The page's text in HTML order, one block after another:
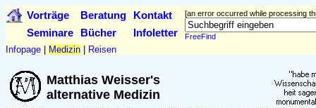
Vorträge Beratung Kontakt [an error occurred while processing
FreeFind
Seminare Bücher Infoletter
Infopage Medizin Reisen
Matthias Weisser's
alternative Medizin